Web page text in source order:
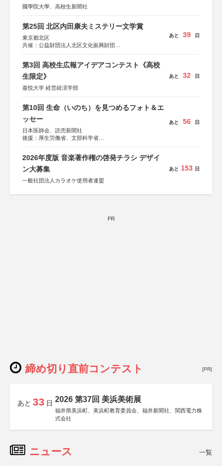
國學院大學、高校生新聞社
第25回 北区内田康夫ミステリー文学賞
東京都北区
共催：公益財団法人北区文化振興財団
協賛：株式会社実業之日本社
あと 39 日
第3回 高校生広報アイデアコンテスト《高校
生限定》
嘉悦大学 経営経済学部
あと 32 日
第10回 生命（いのち）を見つめるフォト＆エ
ッセー
日本医師会、読売新聞社
後援：厚生労働省、文部科学省
しん生命保険株式会社
あと 56 日
2026年度版 音楽著作権の啓発チラシ デザイ
ン大募集
一般社団法人カラオケ使用者連盟
あと 153 日
PR
締め切り直前コンテスト [PR]
あと 33 日 2026 第37回 美浜美術展
福井県美浜町、美浜町教育委員会、福井新聞社、関西電力株
式会社
ニュース 一覧